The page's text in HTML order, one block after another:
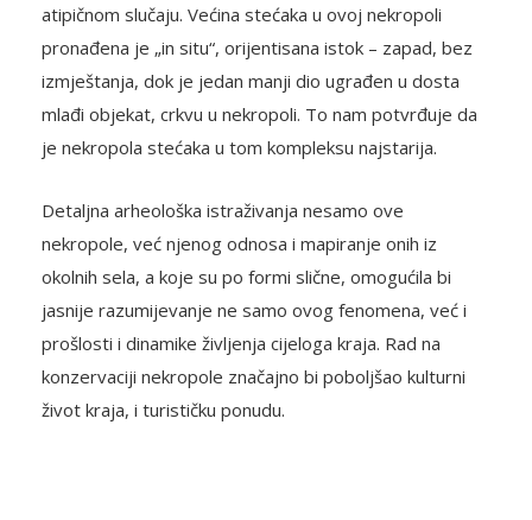
atipičnom slučaju. Većina stećaka u ovoj nekropoli
pronađena je „in situ“, orijentisana istok – zapad, bez
izmještanja, dok je jedan manji dio ugrađen u dosta
mlađi objekat, crkvu u nekropoli. To nam potvrđuje da
je nekropola stećaka u tom kompleksu najstarija.
Detaljna arheološka istraživanja nesamo ove
nekropole, već njenog odnosa i mapiranje onih iz
okolnih sela, a koje su po formi slične, omogućila bi
jasnije razumijevanje ne samo ovog fenomena, već i
prošlosti i dinamike življenja cijeloga kraja. Rad na
konzervaciji nekropole značajno bi poboljšao kulturni
život kraja, i turističku ponudu.